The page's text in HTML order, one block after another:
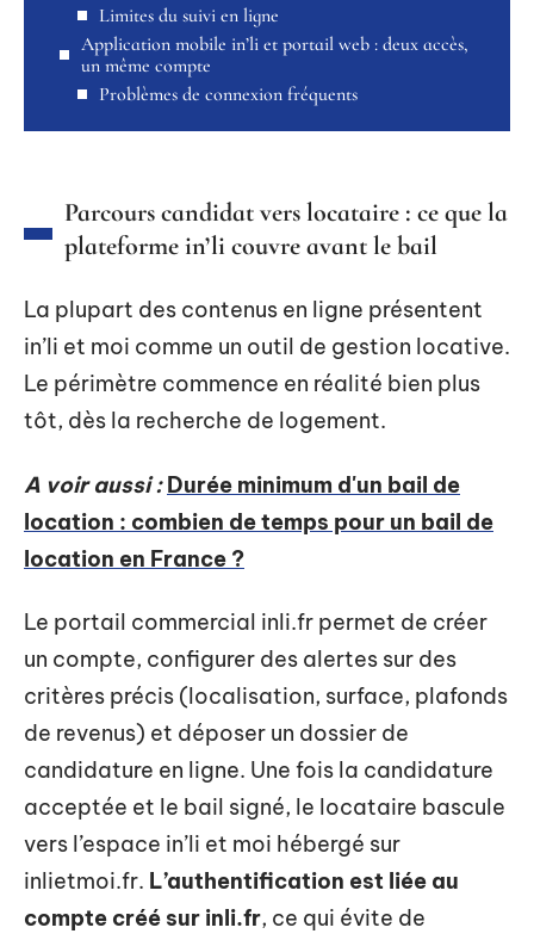
Limites du suivi en ligne
Application mobile in’li et portail web : deux accès,
un même compte
Problèmes de connexion fréquents
Parcours candidat vers locataire : ce que la
plateforme in’li couvre avant le bail
La plupart des contenus en ligne présentent
in’li et moi comme un outil de gestion locative.
Le périmètre commence en réalité bien plus
tôt, dès la recherche de logement.
A voir aussi : Durée minimum d'un bail de
location : combien de temps pour un bail de
location en France ?
Le portail commercial inli.fr permet de créer
un compte, configurer des alertes sur des
critères précis (localisation, surface, plafonds
de revenus) et déposer un dossier de
candidature en ligne. Une fois la candidature
acceptée et le bail signé, le locataire bascule
vers l’espace in’li et moi hébergé sur
inlietmoi.fr. L’authentification est liée au
compte créé sur inli.fr, ce qui évite de